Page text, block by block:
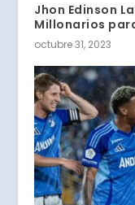
Jhon Edinson
Millonarios
octubre 31, 2023